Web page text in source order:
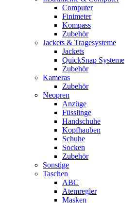
Computer
Finimeter
Kompass
Zubehör
Jackets & Tragesysteme
Jackets
QuickSnap Systeme
Zubehör
Kameras
Zubehör
Neopren
Anzüge
Füsslinge
Handschuhe
Kopfhauben
Schuhe
Socken
Zubehör
Sonstige
Taschen
ABC
Atemregler
Masken